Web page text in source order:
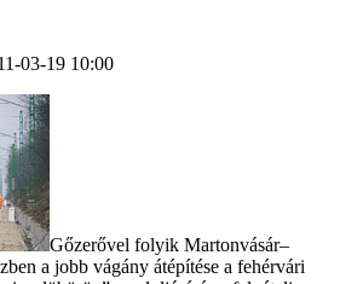
03-19 10:00
Gőzerővel folyik Martonvásár–
a jobb vágány átépítése a fehérvári